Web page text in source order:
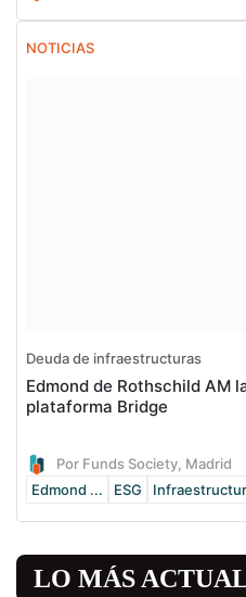
NOTICIAS
Deuda de infraestructuras
Edmond de Rothschild AM
plataforma Bridge
Por Funds Society, Madrid
Edmond ...
ESG
LO MÁS